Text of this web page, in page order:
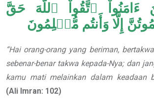
ءَامَنُواْ ٱتَّقُواْ ٱللَّهَ حَقَّ
إِلَّا وَأَنتُم مُّسۡلِمُونَ
“Hai orang-orang yang beriman,
sebenar-benar takwa kepada-Nya; dan
kamu mati melainkan dalam keadaan
(Ali Imran: 102)